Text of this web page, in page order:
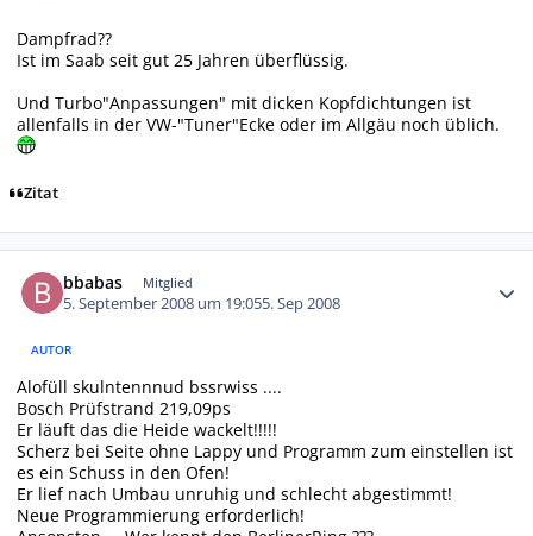
Dampfrad??
Ist im Saab seit gut 25 Jahren überflüssig.
Und Turbo"Anpassungen" mit dicken Kopfdichtungen ist
allenfalls in der VW-"Tuner"Ecke oder im Allgäu noch üblich.
Zitat
bbabas Mitglied
5. September 2008 um 19:055. Sep 2008
AUTOR
Alofüll skulntennnud bssrwiss ....
Bosch Prüfstrand 219,09ps
Er läuft das die Heide wackelt!!!!!
Scherz bei Seite ohne Lappy und Programm zum einstellen ist
es ein Schuss in den Ofen!
Er lief nach Umbau unruhig und schlecht abgestimmt!
Neue Programmierung erforderlich!